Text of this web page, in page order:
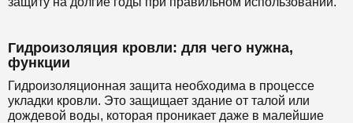
Гидроизоляция кровли: для чего нужна,
функции
Гидроизоляционная защита необходима в процессе
укладки кровли. Это защищает здание от талой или
дождевой воды, которая проникает даже в малейшие